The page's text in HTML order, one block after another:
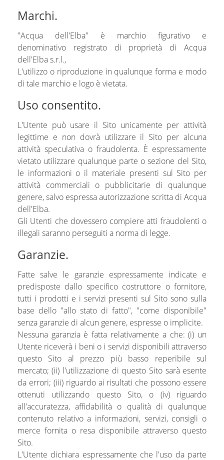
Marchi.
"Acqua dell'Elba" è marchio figurativo e
denominativo registrato di proprietà di Acqua
dell'Elba s.r.l.,
L'utilizzo o riproduzione in qualunque forma e modo
di tale marchio e logo è vietata.
Uso consentito.
L'Utente può usare il Sito unicamente per attività
legittime e non dovrà utilizzare il Sito per alcuna
attività speculativa o fraudolenta. È espressamente
vietato utilizzare qualunque parte o sezione del Sito,
le informazioni o il materiale presenti sul Sito per
attività commerciali o pubblicitarie di qualunque
genere, salvo espressa autorizzazione scritta di Acqua
dell'Elba.
Gli Utenti che dovessero compiere atti fraudolenti o
illegali saranno perseguiti a norma di legge.
Garanzie.
Fatte salve le garanzie espressamente indicate e
predisposte dallo specifico costruttore o fornitore,
tutti i prodotti e i servizi presenti sul Sito sono sulla
base dello "allo stato di fatto", "come disponibile"
senza garanzie di alcun genere, espresse o implicite.
Nessuna garanzia è fatta relativamente a che: (i) un
Utente riceverà i beni o i servizi disponibili attraverso
questo Sito al prezzo più basso reperibile sul
mercato; (ii) l'utilizzazione di questo Sito sarà esente
da errori; (iii) riguardo ai risultati che possono essere
ottenuti utilizzando questo Sito, o (iv) riguardo
all'accuratezza, affidabilità o qualità di qualunque
contenuto relativo a informazioni, servizi, consigli o
merce fornita o resa disponibile attraverso questo
Sito.
L'Utente dichiara espressamente che l'uso da parte